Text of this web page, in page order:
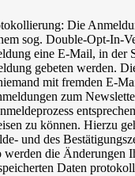
Die
sog. Double-Opt-In-
eine E-Mail, in der
gebeten werden.
mit fremden E-
zum
zu können. Hierzu
und des
werden die Änderungen
Daten